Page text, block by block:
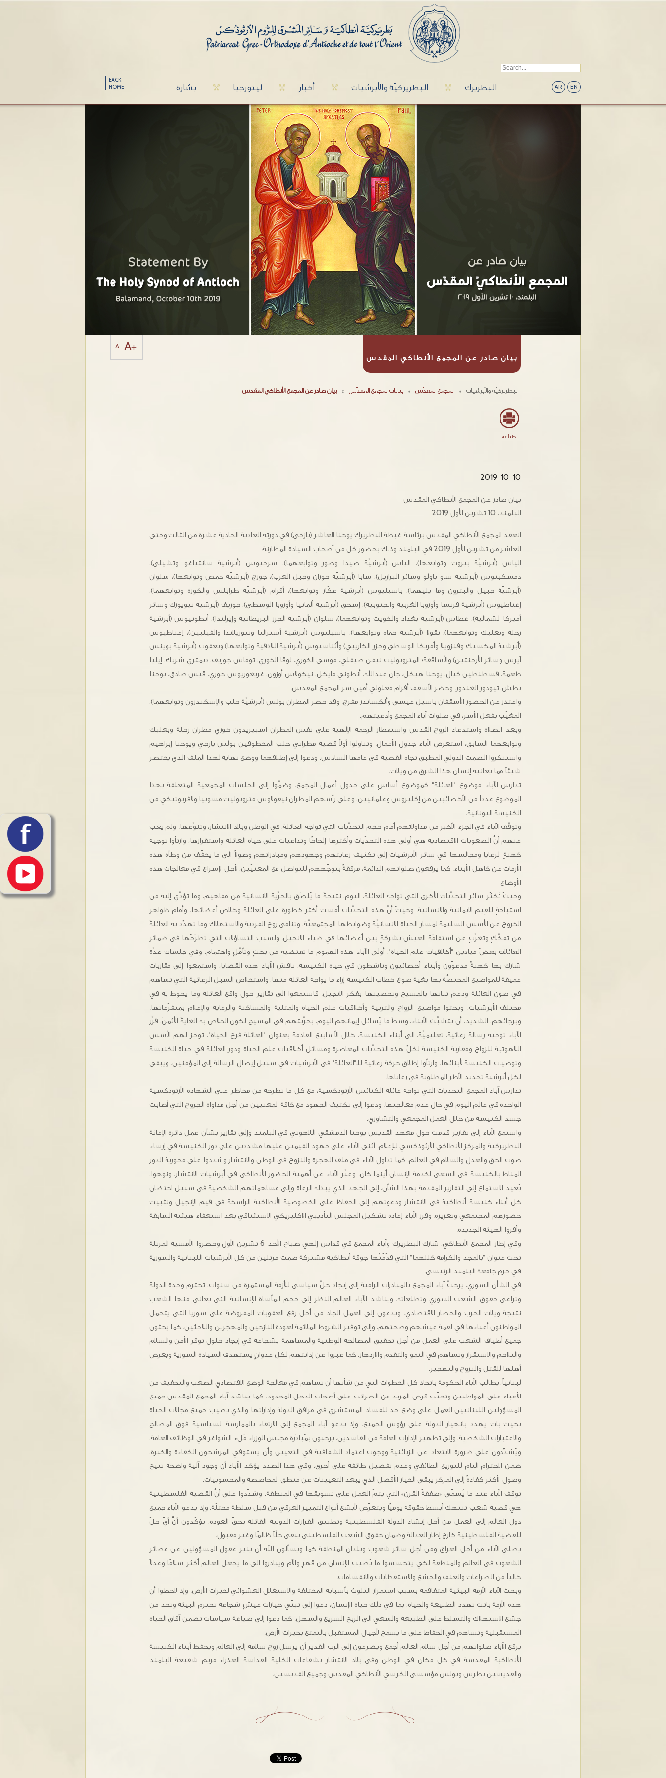
BACK
HOME
بشارة ليتورجيا أخبار البطريركيّة والأبرشيات البطريرك AR EN
بيان صادر عن المجمع الأنطاكي المقدس
البطريركيّة والأبرشيات » المجمع المقدّس » بيانات المجمع المقدّس » بيان صادر عن المجمع الأنطاكي المقدس
A- A+
طباعة
2019-10-10
بيان صادر عن المجمع الأنطاكي المقدس
البلمند، 10 تشرين الأول 2019
انعقد المجمع الأنطاكي المقدس برئاسة غبطة البطريرك يوحنا العاشر (يازجي) في دورته العادية الحادية عشرة من الثالث وحتى
العاشر من تشرين الأول 2019 في البلمند وذلك بحضور كل من أصحاب السيادة المطارنة:
الياس (أبرشيّة بيروت وتوابعها)، الياس (أبرشيّة صيدا وصور وتوابعهما)، سرجيوس (أبرشية سانتياغو وتشيلي)،
دمسكينوس (أبرشية ساو باولو وسائر البرازيل)، سابا (أبرشيّة حوران وجبل العرب)، جورج (أبرشيّة حمص وتوابعها)، سلوان
(أبرشيّة جبيل والبترون وما يليهما)، باسيليوس (أبرشية عكّار وتوابعها)، أفرام (أبرشيّة طرابلس والكورة وتوابعهما)،
إغناطيوس (أبرشية فرنسا وأوروبا الغربية والجنوبية)، إسحق (أبرشية ألمانيا وأوروبا الوسطى)، جوزيف (أبرشية نيويورك وسائر
أميركا الشمالية)، غطاس (أبرشية بغداد والكويت وتوابعهما)، سلوان (أبرشية الجزر البريطانية وإيرلندا)، أنطونيوس (أبرشية
زحلة وبعلبك وتوابعهما)، نقولا (أبرشية حماه وتوابعها)، باسيليوس (أبرشية أستراليا ونيوزيلاندا والفيلبين)، إغناطيوس
(أبرشية المكسيك وفنزويلا وأمريكا الوسطى وجزر الكاريبي) وأثناسيوس (أبرشية اللاذقية وتوابعها) ويعقوب (أبرشية بوينس
آيرس وسائر الأرجنتين) والأساقفة؛ المتروبوليت نيفن صيقلي، موسى الخوري، لوقا الخوري، توماس جوزيف، ديمتري شربك، إيليا
طعمة، قسطنطين كيال، يوحنا هيكل، جان عبدالله، أنطوني مايكل، نيكولاس أوزون، غريغوريوس خوري، قيس صادق، يوحنا
بطش، تيودور الغندور. وحضر الأسقف أفرام معلولي أمين سر المجمع المقدس.
واعتذر عن الحضور الأسقفان باسيل عيسى وألكساندر مفرج. وقد حضر المطران بولس (أبرشيّة حلب والإسكندرون وتوابعهما)،
المغيّب بفعل الأسر، في صلوات آباء المجمع وأدعيتهم.
وبعد الصلاة واستدعاء الروح القدس واستمطار الرحمة الإلهية على نفس المطران اسبيريدون خوري مطران زحلة وبعلبك
وتوابعهما السابق، استعرض الآباء جدول الأعمال. وتناولوا أولاً قضية مطراني حلب المخطوفين بولس يازجي ويوحنا إبراهيم
واستنكروا الصمت الدولي المطبق تجاه القضية في عامها السادس. ودعوا إلى إطلاقهما ووضع نهاية لهذا الملف الذي يختصر
شيئاً مما يعانيه إنسان هذا الشرق من ويلات.
تدارس الآباء موضوع "العائلة" كموضوع أساسٍ على جدول أعمال المجمع. وضمّوا إلى الجلسات المجمعية المتعلقة بهذا
الموضوع عدداً من الأخصائيين من إكليروس وعلمانيين، وعلى رأسهم المطران نيقولاوس متروبوليت مسوييا ولافريوتيكي من
الكنيسة اليونانية.
وتوقّف الآباء في الجزء الأكبر من مداولاتهم أمام حجم التحدّيات التي تواجه العائلة، في الوطن وبلاد الانتشار، وتنوّعها. ولم يغب
عنهم أنَّ الصعوبات الاقتصادية هي أولى هذه التحدّيات وأكثرها إلحاحًا وتداعيات على حياة العائلة واستقرارها، وارتأوا توجيه
كهنةِ الرعايا ومجالسها في سائر الأبرشيات إلى تكثيف رعايتهم وجهودهم ومبادراتهم وصولاً الى ما يخفّف من وطأة هذه
الأزمات عن كاهل الأبناء. كما يرفعون صلواتهم الدائمة، مرفقةً بتوجّههم للتواصل مع المعنيّين، لأجل الإسراع في معالجات هذه
الأوضاع.
وحيثُ تَكثُر سائر التحدّيات الأخرى التي تواجه العائلة، اليوم، نتيجةَ ما يُلصَق بالحرّية الانسانية مِن مفاهيم، وما تؤدّي إليه من
استباحةٍ للقِيم الايمانية والانسانية. وحيثُ أنَّ هذه التحدّيات أمست أكثر خطورة على العائلة وخلاص أعضائها. وأمام ظواهر
الخروج عن الأسس السليمة لمسار الحياة الانسانيّة وضوابطها المجتمعيّة، وتنامي روح الفردية والاستهلاك وما تهدِّد به العائلةَ
من تفكّكٍ وتغرّبٍ عن استقامَة العيش بشركةٍ بين أعضائها في ضياء الانجيل. ولسبب التساؤلات التي تطرَحُها في ضمائر
العائلات بعضُ ميادين "أخلاقيات علم الحياة"، أَولَى الآباء هذه الهموم ما تقتضيه من بحثٍ وتأمّلٍ واهتمام. وفي جلسات عدّة
شارك بها كهنةٌ مدعوّون وأبناء أخصائيون وناشطون في حياة الكنيسة، ناقش الآباء هذه القضايا، واستمعوا إلى مقاربات
عميقة للمواضيع المختصَّة بها بغية صوغ خطاب الكنيسة إزاء ما يواجه العائلة منها، واستخلاص السبل الرعائية التي تساهم
في صون العائلة ودعم ثباتها بالمسيح وتحصينها بفكر الانجيل. فاستمعوا الى تقارير حول واقع العائلة وما يحوط به في
مختلف الأبرشيات، وبحثوا مواضيع الزواج والتربية وأخلاقيات علم الحياة والمثلية والمساكنة والرعاية والإعلام بمتفرّعاتها.
وبرجائهم، الشديد، أن يتشبَّث الأبناء، وسطَ ما يُسائل إيمانهم اليوم، بحرّيتهم في المسيح لكون الخلاص به الغايةَ الأثمنَ، قرّر
الآباء توجيه رسالة رعائية، تعليميّة، الى أبناء الكنيسة، خلال الأسابيع القادمة بعنوان "العائلة فرح الحياة"، توجز لهم الأسس
اللاهوتية للزواج ومقاربة الكنيسة لكلِّ هذه التحدّيات المعاصرة ومسائل أخلاقيات علم الحياة ودور العائلة في حياة الكنيسة
وتوصيات الكنيسة لأبنائها. وارتأوا إطلاق حركة رعائية للـ"العائلة" في الأبرشيات في سبيل إيصال الرسالة إلى المؤمنين. ويبقى
لكل أبرشية تحديد الأطر المطلوبة في رعاياها.
تدارس آباء المجمع التحديات التي تواجه عائلة الكنائس الأرثوذكسية، مع كل ما تطرحه من مخاطر على الشهادة الأرثوذكسية
الواحدة في عالم اليوم في حال عدم معالجتها. ودعوا إلى تكثيف الجهود مع كافة المعنيين من أجل مداواة الجروح التي أصابت
جسد الكنيسة من خلال العمل المجمعي والتشاوري.
واستمع الآباء إلى تقارير قدمت حول معهد القديس يوحنا الدمشقي اللاهوتي في البلمند وإلى تقارير بشأن عمل دائرة الإغاثة
البطريركية والمركز الأنطاكي الأرثوذكسي للإعلام. أثنى الآباء على جهود القيمين عليها مشددين على دور الكنيسة في إرساء
صوت الحق والعدل والسلام في العالم. كما تداول الآباء في ملف الهجرة والنزوح في الوطن والانتشار وشددوا على محورية الدور
المناط بالكنيسة في السعي لخدمة الإنسان أينما كان. وعبّر الآباء عن أهمية الحضور الأنطاكي في أبرشيات الانتشار. ونوهوا،
بُعيد الاستماع إلى التقارير المقدمة بهذا الشأن، إلى الجهد الذي يبذله الرعاة وإلى مساهماتهم الشخصية في سبيل احتضان
كل أبناء كنيسة أنطاكية في الانتشار ودعوتهم إلى الحفاظ على الخصوصية الأنطاكية الراسخة في قيم الإنجيل وتثبيت
حضورهم المجتمعي وتعزيزه. وقرر الآباء إعادة تشكيل المجلس التأديبي الاكليريكي الاستئنافي بعد استعفاء هيئته السابقة
وأقروا الهيئة الجديدة.
وفي إطار المجمع الأنطاكي، شارك البطريرك وآباء المجمع في قداس إلهي صباح الأحد 6 تشرين الأول وحضروا الأمسية المرتلة
تحت عنوان "بالمجد والكرامة كللهما" التي قدّمَتْها جوقة أنطاكية مشتركة ضمت مرتلين من كل الأبرشيات اللبنانية والسورية
في حرم جامعة البلمند الرئيسي.
في الشأن السوري، يرحبّ آباء المجمع بالمبادرات الرامية إلى إيجاد حلّ سياسي للأزمة المستمرة من سنوات، تحترم وحدة الدولة
وتراعي حقوق الشعب السوري وتطلعاته. ويناشد الآباء العالم النظر إلى حجم المأساة الإنسانية التي يعاني منها الشعب
نتيجة ويلات الحرب والحصار الاقتصادي. ويدعون إلى العمل الجاد من أجل رفع العقوبات المفروضة على سوريا التي يتحمل
المواطنون أعباءها في لقمة عيشهم وصحتهم، وإلى توفير الشروط الملائمة لعودة النازحين والمهجرين واللاجئين. كما يحثون
جميع أطياف الشعب على العمل من أجل تحقيق المصالحة الوطنية والمساهمة بشجاعة في إيجاد حلول توفر الأمن والسلام
والتلاحم والاستقرار وتساهم في النمو والتقدم والازدهار. كما عبروا عن إدانتهم لكل عدوانٍ يستهدف السيادة السورية ويعرض
أهلها للقتل والنزوح والتهجير.
لبنانياً، يطالب الآباء الحكومة باتخاذ كل الخطوات التي من شأنها أن تساهم في معالجة الوضع الاقتصادي الصعب والتخفيف من
الأعباء على المواطنين وتجنّب فرض المزيد من الضرائب على أصحاب الدخل المحدود. كما يناشد آباء المجمع المقدس جميع
المسؤولين اللبنانيين العمل على وضع حد للفساد المستشري في مرافق الدولة وإداراتها والذي يصيب جميع مجالات الحياة
بحيث بات يهدد بانهيار الدولة على رؤوس الجميع. وإذ يدعو آباء المجمع إلى الارتقاء بالممارسة السياسية فوق المصالح
والاعتبارات الشخصية، وإلى تطهير الإدارات العامة من الفاسدين، يرحبون بمُبادَرة مجلس الوزراء مَلء الشواغر في الوظائف العامة،
ويُشدِّدون على ضرورة الابتعاد عن الزبائنية ووجوب اعتماد الشفافية في التعيين وأن يستوفي المرشحون الكفاءة والخبرة،
ضمن الاحترام التام للتوزيع الطائفي وعدم تفضيل طائفة على أخرى. وفي هذا الصدد يؤكد الآباء أن وجود آلية واضحة تتيح
وصول الأكثر كفاءةً إلى المركز يبقى الخيار الأفضل الذي يبعد التعيينات عن منطق المحاصصة والمحسوبيات.
توقف الآباء عند ما يُسمّى «صفقةَ القرن» التي يتمّ العمل على تسويقها في المنطقة. وشدّدوا على أنَّ القضية الفلسطينية
هي قضية شعب تنتهك أبسط حقوقه يوميًا ويتعرّض لأبشع أنواع التمييز العرقي من قبل سلطة محتلّة. وإذ يدعو الآباء جميع
دول العالم إلى العمل من أجل إنشاء الدولة الفلسطينية وتطبيق القرارات الدولية القائلة بحقّ العودة، يؤكّدون أنَّ أيّ حلّ
للقضية الفلسطينية خارج إطار العدالة وضمان حقوق الشعب الفلسطيني يبقى حلّاً ظالمًا وغير مقبول.
يصلي الآباء من أجل العراق ومن أجل سائر شعوب وبلدان المنطقة كما ويسألون الله أن ينير عقول المسؤولين عن مصائر
الشعوب في العالم والمنطقة لكي يتحسسوا ما يُصيب الإنسان من قهرٍ والآم ويبادروا الى ما يجعل العالم أكثر سلامًا وعدلاً
خالياً من الصراعات والعنف والجشع والاستقطابات والانقسامات.
وبحث الآباء الأزمة البيئية المتفاقمة بسبب استمرار التلوث بأسبابه المختلفة والاستغلال العشوائي لخيرات الأرض. وإذ لاحظوا أن
هذه الأزمة باتت تهدد الطبيعة والحياة، بما في ذلك حياة الإنسان، دعوا إلى تبنّي خيارات عيشٍ شجاعة تحترم البيئة وتحد من
جشع الاستهلاك والتسلط على الطبيعة والسعي الى الربح السريع والسهل. كما دعوا إلى صياغة سياسات تضمن آفاق الحياة
المستقبلية وتساهم في الحفاظ على ما يسمح لأجيال المستقبل بالتمتع بخيرات الأرض.
يرفع الآباء صلواتهم من أجل سلام العالم أجمع ويضرعون إلى الرب القدير أن يرسل روح سلامه إلى العالم ويحفظ أبناء الكنيسة
الأنطاكية المقدسة في كل مكان في الوطن وفي بلاد الانتشار بشفاعات الكلية القداسة العذراء مريم شفيعة البلمند
والقديسين بطرس وبولس مؤسسي الكرسي الأنطاكي المقدس وجميع القديسين.